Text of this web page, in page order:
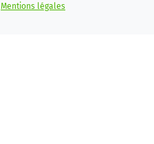
Mentions légales